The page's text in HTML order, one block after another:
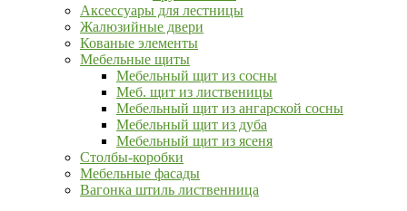
Аксессуары для лестницы
Жалюзийные двери
Кованые элементы
Мебельные щиты
Мебельный щит из сосны
Меб. щит из лиственицы
Мебельный щит из ангарской сосны
Мебельный щит из дуба
Мебельный щит из ясеня
Столбы-коробки
Мебельные фасады
Вагонка штиль лиственница